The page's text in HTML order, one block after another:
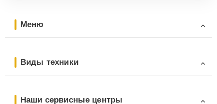
Меню
Виды техники
Наши сервисные центры